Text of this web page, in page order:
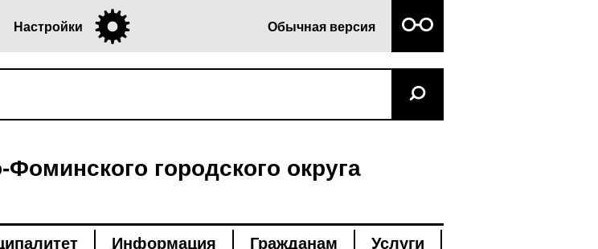
Настройки Обычная версия
городского округа
Информация Гражданам
Услуги